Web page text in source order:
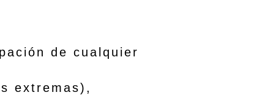
de cualquier
extremas),